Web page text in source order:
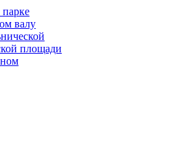
валу
площади